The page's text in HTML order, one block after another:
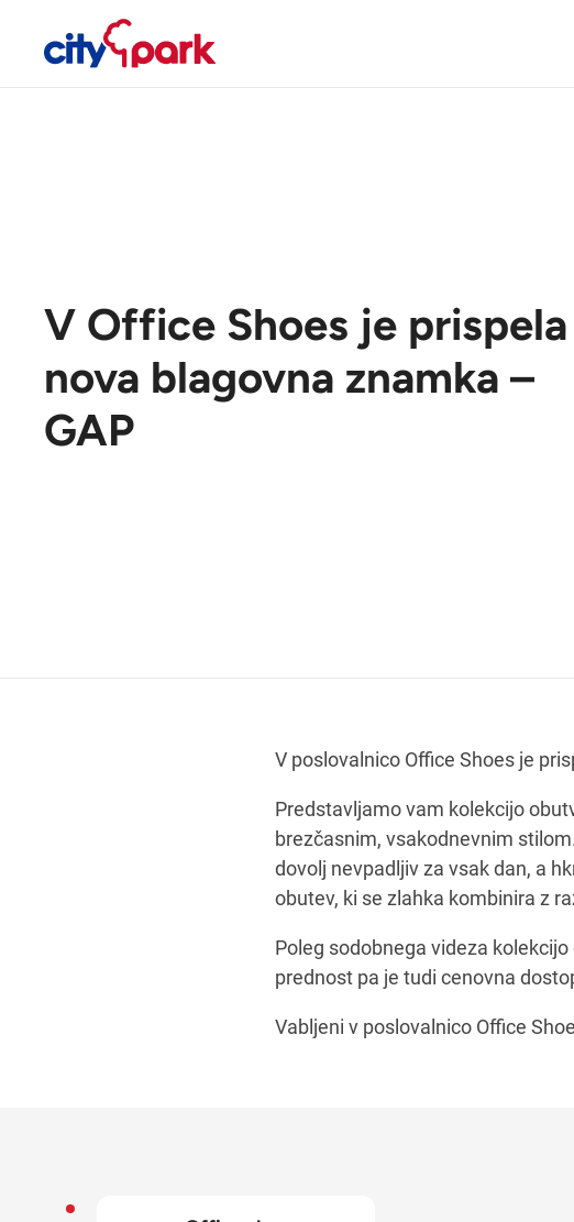
V Office Shoes je prispela
nova blagovna znamka –
GAP
V poslovalnico Office Shoes je
Predstavljamo vam kolekcijo
brezčasnim, vsakodnevnim
dovolj nevpadljiv za vsak dan, a
obutev, ki se zlahka kombinira z
Poleg sodobnega videza
prednost pa je tudi cenovna
Vabljeni v poslovalnico Office